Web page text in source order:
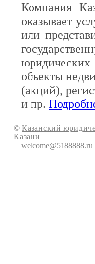
Компания
оказывает
или
юридических
объекты
(акций),
и пр.
© Казанский
Казани
welcome@5188888.ru